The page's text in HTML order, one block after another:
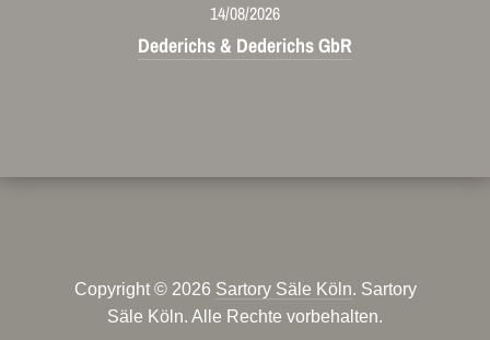
14/08/2026
Dederichs & Dederichs GbR
Copyright © 2026 Sartory Säle Köln. Sartory
Säle Köln. Alle Rechte vorbehalten.